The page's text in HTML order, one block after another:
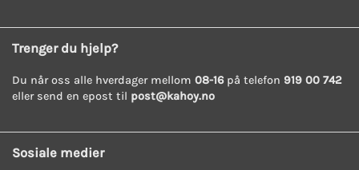
Trenger du hjelp?
Du når oss alle hverdager mellom 08-16på telefon 919 00 742
eller send en epost til post@kahoy.no
Sosiale medier